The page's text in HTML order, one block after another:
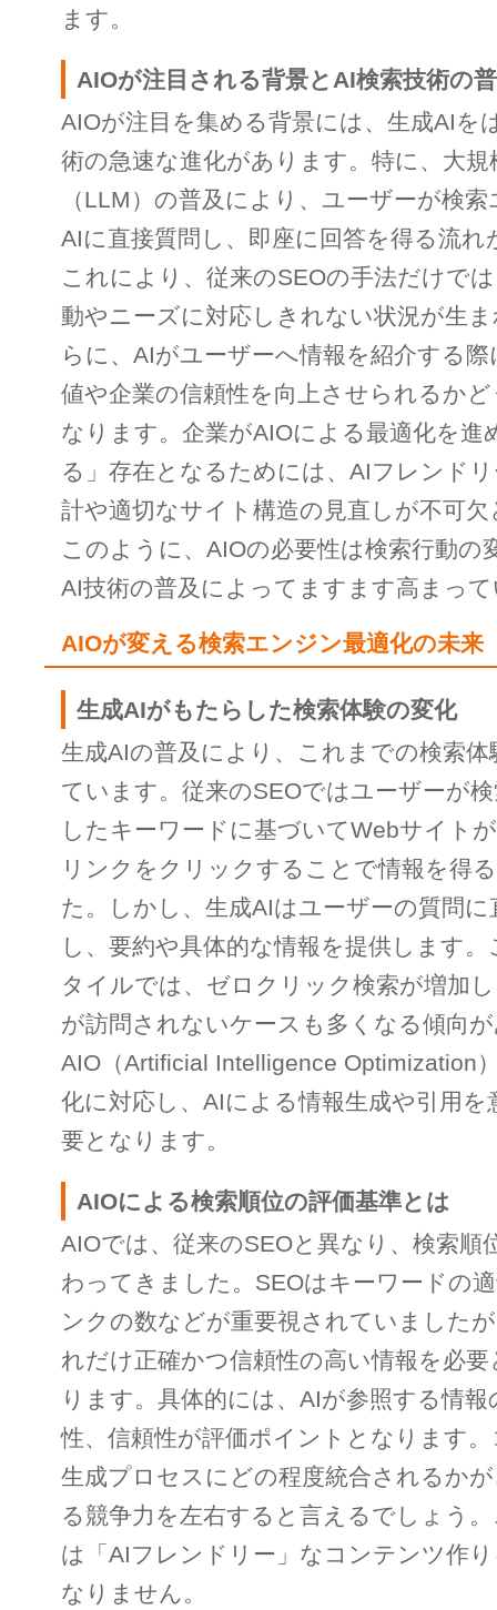
ます。
AIOが注目される背景とAI検索技術の
AIOが注目を集める背景には、生成AIを
術の急速な進化があります。特に、大
（LLM）の普及により、ユーザーが検
AIに直接質問し、即座に回答を得る流
これにより、従来のSEOの手法だけで
動やニーズに対応しきれない状況が生
らに、AIがユーザーへ情報を紹介する
値や企業の信頼性を向上させられるか
なります。企業がAIOによる最適化を進
る」存在となるためには、AIフレンド
計や適切なサイト構造の見直しが不可
このように、AIOの必要性は検索行動の
AI技術の普及によってますます高まっ
AIOが変える検索エンジン最適化の未来
生成AIがもたらした検索体験の変化
生成AIの普及により、これまでの検索
ています。従来のSEOではユーザーが
したキーワードに基づいてWebサイト
リンクをクリックすることで情報を得
た。しかし、生成AIはユーザーの質問に
し、要約や具体的な情報を提供します
タイルでは、ゼロクリック検索が増加
が訪問されないケースも多くなる傾向
AIO（Artificial Intelligence Optimization
化に対応し、AIによる情報生成や引用を
要となります。
AIOによる検索順位の評価基準とは
AIOでは、従来のSEOと異なり、検索順
わってきました。SEOはキーワードの
ンクの数などが重要視されていました
れだけ正確かつ信頼性の高い情報を必
ります。具体的には、AIが参照する情報
性、信頼性が評価ポイントとなります
生成プロセスにどの程度統合されるか
る競争力を左右すると言えるでしょう
は「AIフレンドリー」なコンテンツ作
なりません。